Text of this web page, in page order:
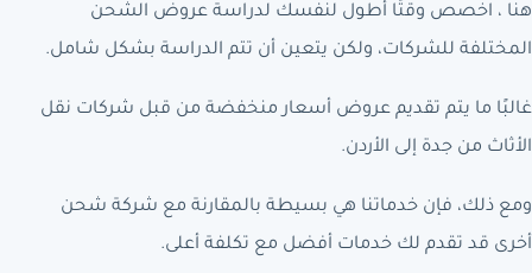
هنا ، اخصص وقتًا أطول لنفسك لدراسة عروض الشحن
المختلفة للشركات، ولكن يتعين أن تتم الدراسة بشكل شامل.
غالبًا ما يتم تقديم عروض أسعار منخفضة من قبل شركات نقل
الأثاث من جدة إلى الأردن.
ومع ذلك، فإن خدماتنا هي بسيطة بالمقارنة مع شركة شحن
أخرى قد تقدم لك خدمات أفضل مع تكلفة أعلى.